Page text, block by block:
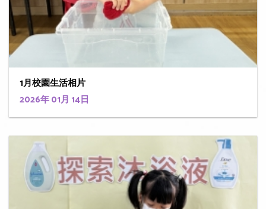
1月校園生活相片
2026年 01月 14日